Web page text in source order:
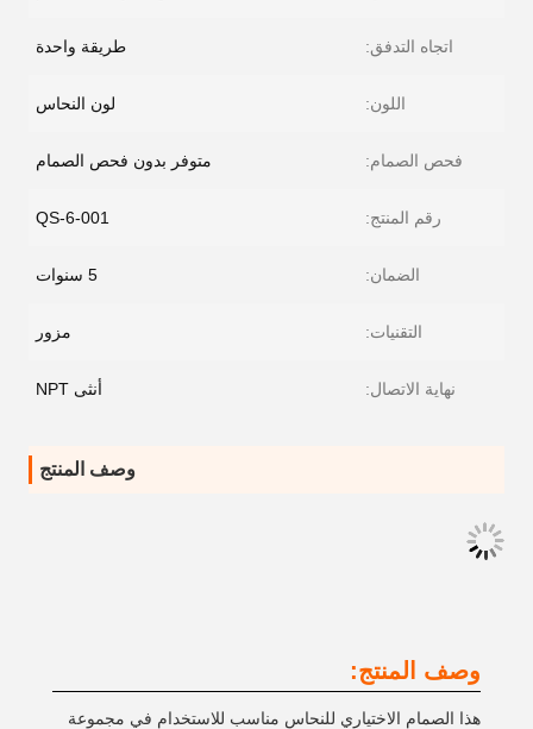
اتجاه التدفق: طريقة واحدة
اللون: لون النحاس
فحص الصمام: متوفر بدون فحص الصمام
رقم المنتج: QS-6-001
الضمان: 5 سنوات
التقنيات: مزور
نهاية الاتصال: أنثى NPT
وصف المنتج
وصف المنتج:
هذا الصمام الاختياري للنحاس مناسب للاستخدام في مجموعة